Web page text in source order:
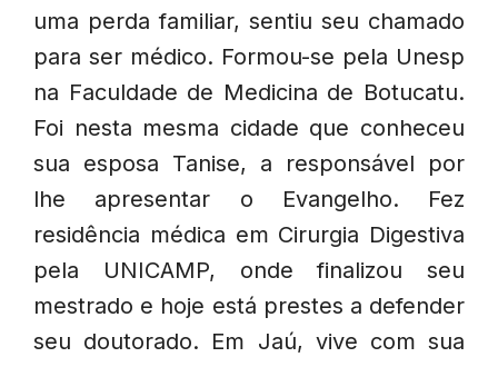
uma perda familiar, sentiu seu chamado
para ser médico. Formou-se pela Unesp
na Faculdade de Medicina de Botucatu.
Foi nesta mesma cidade que conheceu
sua esposa Tanise, a responsável por
lhe apresentar o Evangelho. Fez
residência médica em Cirurgia Digestiva
pela UNICAMP, onde finalizou seu
mestrado e hoje está prestes a defender
seu doutorado. Em Jaú, vive com sua